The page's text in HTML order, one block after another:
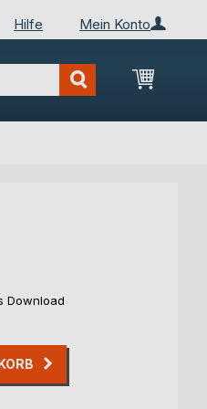
Mein Konto
Hilfe
Mein
Download